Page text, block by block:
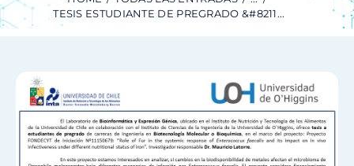
TESIS ESTUDIANTE DE PREGRADO &#8211...